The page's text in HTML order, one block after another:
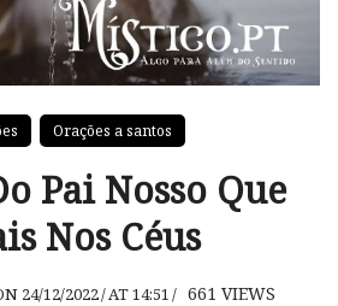
Orações a santos
Pai Nosso Que
Nos Céus
24/12/2022/AT 14:51/ 661 VIEWS